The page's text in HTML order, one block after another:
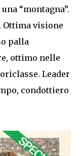
“montagna”.
Ottima visione
palla
ottimo nelle
Leader
condottiero